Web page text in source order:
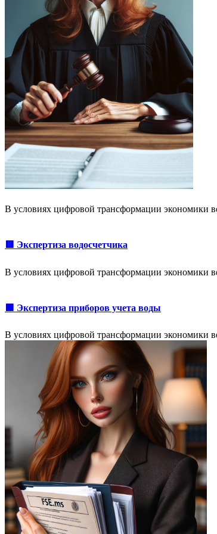
В условиях цифровой трансформации экономики
🟥 Экспертиза водосчетчика
В условиях цифровой трансформации экономики
🟩 Экспертиза приборов учета воды
В условиях цифровой трансформации экономики